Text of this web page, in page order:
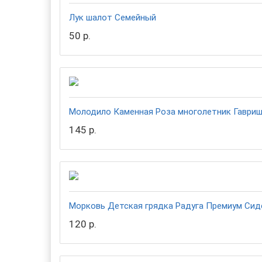
Лук шалот Семейный
50 р.
Молодило Каменная Роза многолетник Гавриш
145 р.
Морковь Детская грядка Радуга Премиум
120 р.